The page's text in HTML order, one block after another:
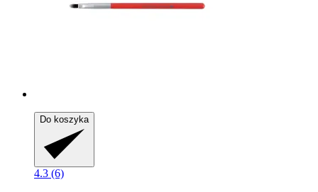
Do koszyka
4.3 (6)